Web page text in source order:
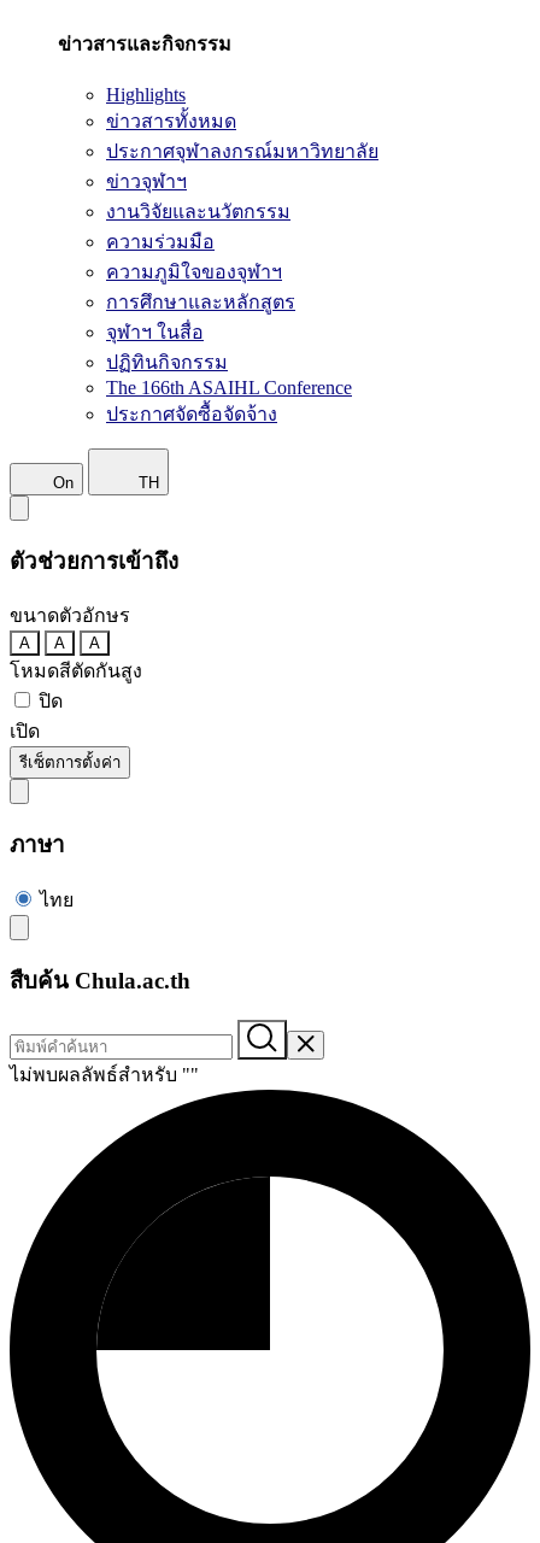
ข่าวสารและกิจกรรม
Highlights
ข่าวสารทั้งหมด
ประกาศจุฬาลงกรณ์มหาวิทยาลัย
ข่าวจุฬาฯ
งานวิจัยและนวัตกรรม
ความร่วมมือ
ความภูมิใจของจุฬาฯ
การศึกษาและหลักสูตร
จุฬาฯ ในสื่อ
ปฏิทินกิจกรรม
The 166th ASAIHL Conference
ประกาศจัดซื้อจัดจ้าง
On TH
ตัวช่วยการเข้าถึง
ขนาดตัวอักษร
A A A
โหมดสีตัดกันสูง
ปิด
เปิด
รีเซ็ตการตั้งค่า
ภาษา
ไทย
สืบค้น Chula.ac.th
ไม่พบผลลัพธ์สำหรับ ""